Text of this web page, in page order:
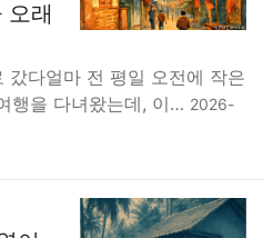
오래
갔다얼마 전 평일 오전에 작은
행을 다녀왔는데, 이… 2026-